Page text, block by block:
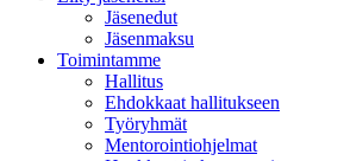
Jäsenedut
Jäsenmaksu
Toimintamme
Hallitus
Ehdokkaat hallitukseen
Työryhmät
Mentorointi­ohjelmat